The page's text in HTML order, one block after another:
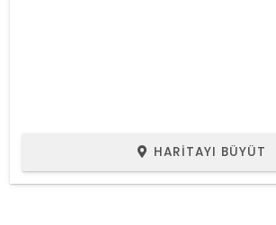
HARITAYI BÜYÜT